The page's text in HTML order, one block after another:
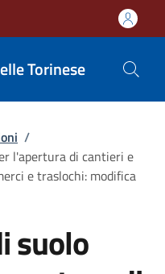
Torinese
/
l'apertura di cantieri e
e traslochi: modifica
suolo